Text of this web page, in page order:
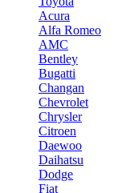
Acura
Alfa Romeo
AMC
Bentley
Bugatti
Changan
Chevrolet
Chrysler
Citroen
Daewoo
Daihatsu
Dodge
Fiat